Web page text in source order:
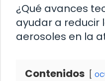
¿Qué avances
ayudar a reducir
aerosoles en la
Contenidos